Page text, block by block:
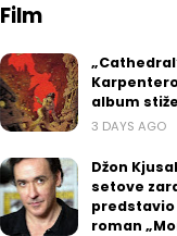
Film
album
3 DAYS AGO
Džon
setove
roman